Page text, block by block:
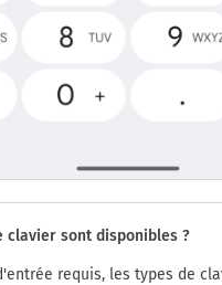
clavier sont disponibles ?
requis, les types de